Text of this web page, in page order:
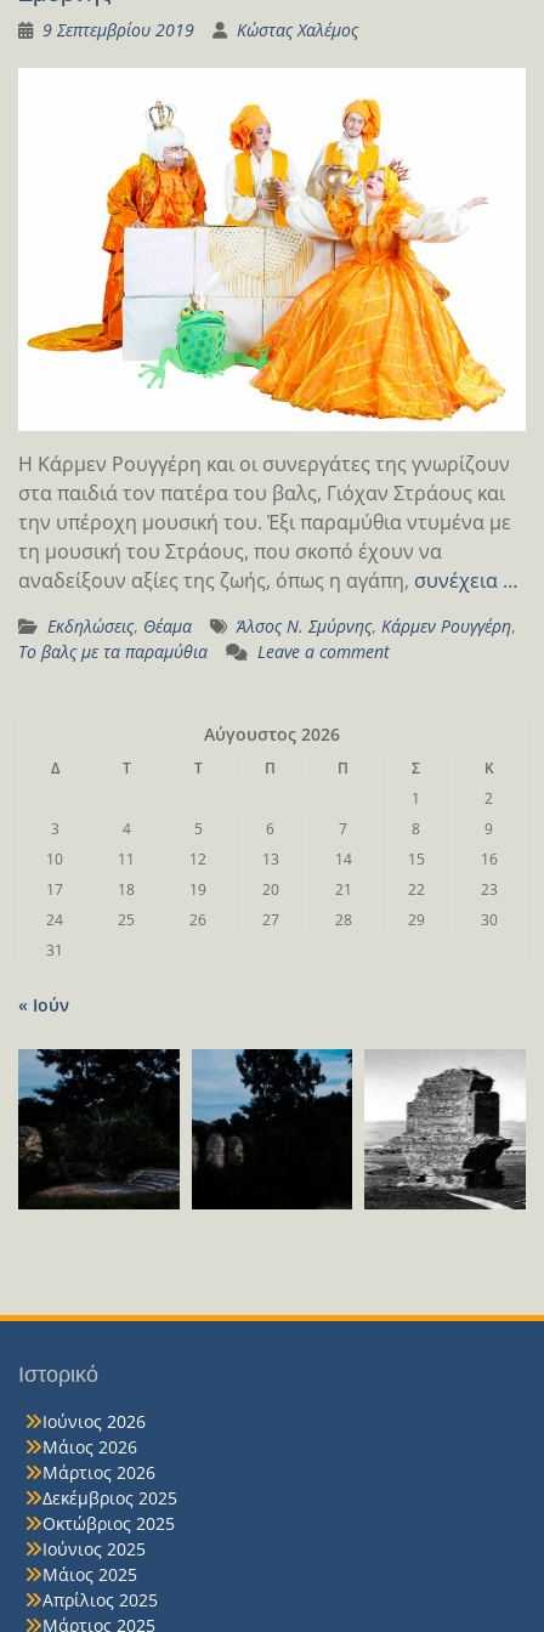
9 Σεπτεμβρίου 2019 Κώστας Χαλέμος
Η Κάρμεν Ρουγγέρη και οι συνεργάτες της γνωρίζουν
στα παιδιά τον πατέρα του βαλς, Γιόχαν Στράους και
την υπέροχη μουσική του. Έξι παραμύθια ντυμένα με
τη μουσική του Στράους, που σκοπό έχουν να
αναδείξουν αξίες της ζωής, όπως η αγάπη, συνέχεια …
Εκδηλώσεις, Θέαμα Άλσος Ν. Σμύρνης, Κάρμεν Ρουγγέρη,
Το βαλς με τα παραμύθια
Leave a comment
Αύγουστος 2026
Δ Τ Τ Π Π Σ
Κ
1
2
3
4 5 6 7 8
9
10
11 12 13 14 15
16
17
18 19 20 21 22
23
24
25 26 27 28 29
30
31
« Ιούν
Ιστορικό
Ιούνιος 2026
Μάιος 2026
Μάρτιος 2026
Δεκέμβριος 2025
Οκτώβριος 2025
Ιούνιος 2025
Μάιος 2025
Απρίλιος 2025
Μάρτιος 2025